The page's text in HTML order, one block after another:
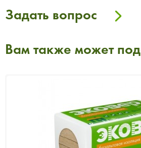
Задать вопрос
Вам также может